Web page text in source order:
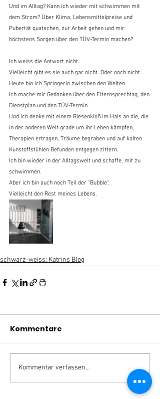
Und im Alltag? Kann ich wieder mit schwimmen mit
dem Strom? Über Klima, Lebensmittelpreise und
Pubertät quatschen, zur Arbeit gehen und mir
höchstens Sorgen über den TÜV-Termin machen?
Ich weiss die Antwort nicht.
Vielleicht gibt es sie auch gar nicht. Oder noch nicht.
Heute bin ich Springerin zwischen den Welten.
Ich mache mir Gedanken über den Elternsprechtag, den
Dienstplan und den TÜV-Termin.
Und ich denke mit einem Riesenkloß im Hals an die, die
in der anderen Welt grade um ihr Leben kämpfen,
Therapien ertragen, Träume begraben und auf kalten
Kunstoffstühlen Befunden entgegen zittern.
Ich bin wieder in der Alltagswelt und schaffe, mit zu
schwimmen.
Aber ich bin auch noch Teil der "Bubble".
Vielleicht den Rest meines Lebens.
schwarz-weiss: Katrins Blog
Kommentare
Kommentar verfassen...